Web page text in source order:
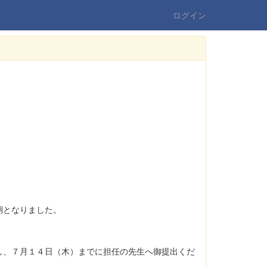
ログイン
なりました。
７月１４日（木）までに担任の先生へ御提出くだ